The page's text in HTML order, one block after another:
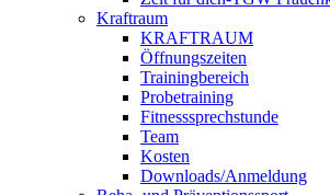
Kraftraum
KRAFTRAUM
Öffnungszeiten
Trainingbereich
Probetraining
Fitnesssprechstunde
Team
Kosten
Downloads/Anmeldung